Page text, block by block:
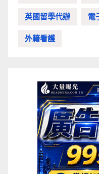
英國留學代辦 電
外籍看護